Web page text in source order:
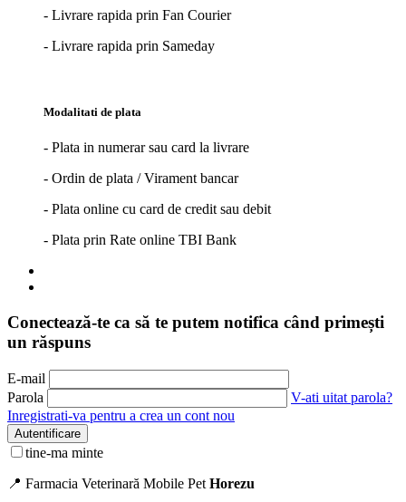
- Livrare rapida prin Fan Courier
- Livrare rapida prin Sameday
Modalitati de plata
- Plata in numerar sau card la livrare
- Ordin de plata / Virament bancar
- Plata online cu card de credit sau debit
- Plata prin Rate online TBI Bank
Conectează-te ca să te putem notifica când primești
un răspuns
E-mail
Parola
V-ati uitat parola?
Inregistrati-va pentru a crea un cont nou
Autentificare
tine-ma minte
📍 Farmacia Veterinară Mobile Pet Horezu